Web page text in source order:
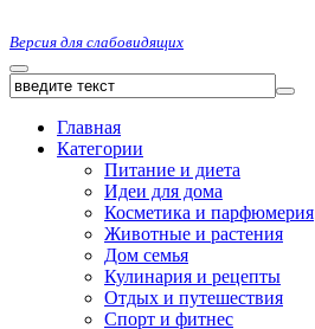
Версия для слабовидящих
Главная
Категории
Питание и диета
Идеи для дома
Косметика и парфюмерия
Животные и растения
Дом семья
Кулинария и рецепты
Отдых и путешествия
Спорт и фитнес